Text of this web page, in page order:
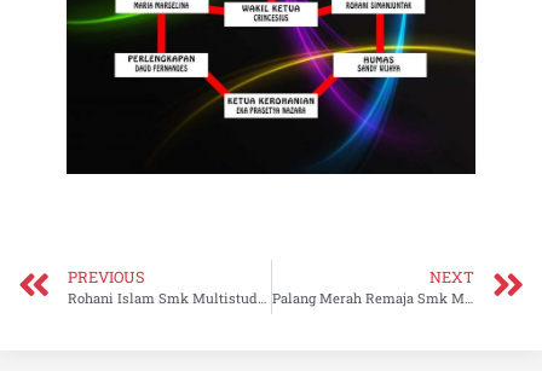
PREVIOUS
Rohani Islam Smk Multistudi High School
NEXT
Palang Merah Remaja Smk Multistudi High School